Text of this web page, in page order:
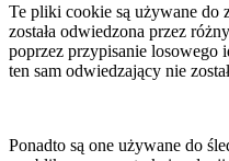
Te pliki cookie są używane do
została odwiedzona przez
poprzez przypisanie losowego
ten sam odwiedzający nie
Ponadto są one używane do